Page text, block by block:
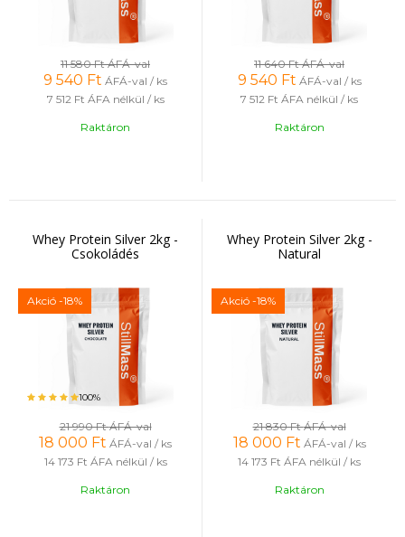
11 580 FtÁFÁ-val
9 540 Ft ÁFÁ-val / ks
7 512 Ft ÁFA nélkül / ks
Raktáron
11 640 FtÁFÁ-val
9 540 Ft ÁFÁ-val / ks
7 512 Ft ÁFA nélkül / ks
Raktáron
Whey Protein Silver 2kg -
Csokoládés
Akció -18%
100%
21 990 FtÁFÁ-val
18 000 Ft ÁFÁ-val / ks
14 173 Ft ÁFA nélkül / ks
Raktáron
Whey Protein Silver 2kg -
Natural
Akció -18%
21 830 FtÁFÁ-val
18 000 Ft ÁFÁ-val / ks
14 173 Ft ÁFA nélkül / ks
Raktáron